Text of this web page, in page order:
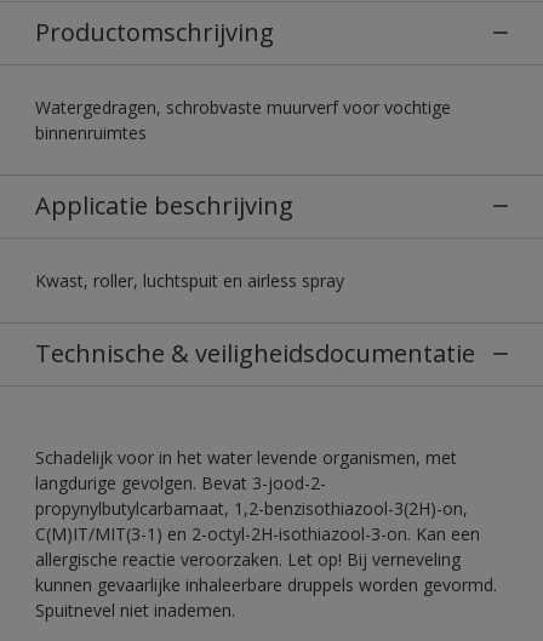
Productomschrijving
Watergedragen, schrobvaste muurverf voor vochtige
binnenruimtes
Applicatie beschrijving
Kwast, roller, luchtspuit en airless spray
Technische & veiligheidsdocumentatie
Schadelijk voor in het water levende organismen, met
langdurige gevolgen. Bevat 3-jood-2-
propynylbutylcarbamaat, 1,2-benzisothiazool-3(2H)-on,
C(M)IT/MIT(3-1) en 2-octyl-2H-isothiazool-3-on. Kan een
allergische reactie veroorzaken. Let op! Bij verneveling
kunnen gevaarlijke inhaleerbare druppels worden gevormd.
Spuitnevel niet inademen.